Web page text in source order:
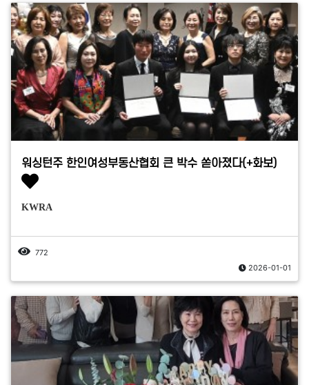
워싱턴주 한인여성부동산협회 큰 박수 쏟아졌다(+화보)
KWRA
772
2026-01-01